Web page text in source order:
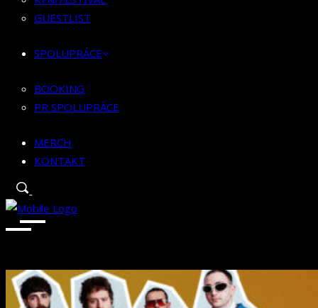
PR SPOLUPRÁCE
MERCH
GUESTLIST
SPOLUPRÁCE
BOOKING
PR SPOLUPRÁCE
MERCH
KONTAKT